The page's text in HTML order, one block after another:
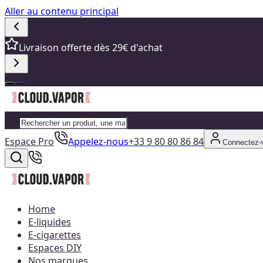
Aller au contenu principal
Livraison offerte dès 29€ d'achat
Espace Pro Appelez-nous+33 9 80 80 86 84 Connectez-
Home
E-liquides
E-cigarettes
Espaces DIY